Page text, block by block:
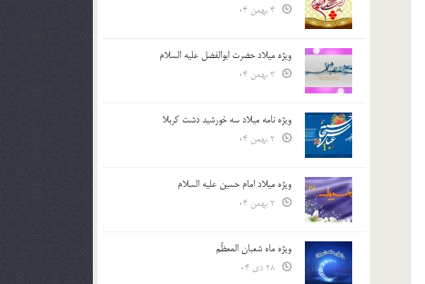
ویژه میلاد حضرت ابوالفضل علیه السلام
ویژه نامه میلاد سه خورشید دشت کربلا
ویژه میلاد امام حسین علیه السلام
ویژه ماه شعبان المعظّم